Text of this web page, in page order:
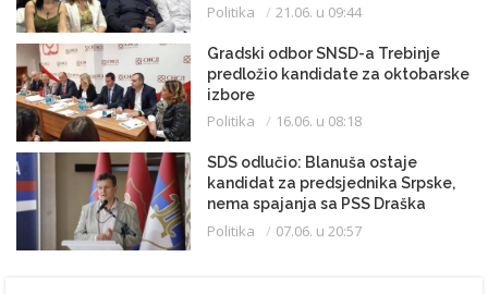
Politika 21.06. u 09:44
Gradski odbor SNSD-a Trebinje
predložio kandidate za oktobarske
izbore
Politika 16.06. u 08:18
SDS odlučio: Blanuša ostaje
kandidat za predsjednika Srpske,
nema spajanja sa PSS Draška
Stanivukovića
Politika 07.06. u 20:57